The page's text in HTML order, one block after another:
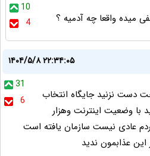
10
4
میده واقعا چه آدمیه ؟
۱۴۰۴/۵/۸ ۲۲:۳۴:۰۵
31
6
دست نزنید جایگاه انتخاب
با وضعیت اینترنت وهزار
عادی نیست سازمان یافته است
عذابمون ندید